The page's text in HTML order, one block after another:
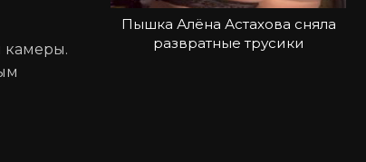
полноэкранный
камеры.
Пышка Алёна Астахова сняла
развратные трусики